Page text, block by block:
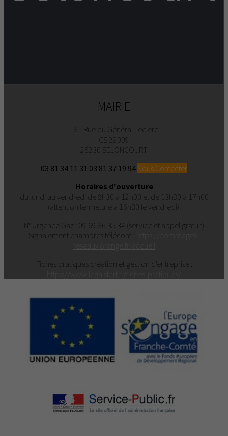
MAIRIE
131 Rue du Général Leclerc
CS 29009
25230 SELONCOURT
03 81 34 11 31 03 81 37 19 94 Nous Contacter
Horaires d'ouverture
du lundi au vendredi de 8h30 à 12h00 et de 13h30 à 17h00
(attention fermeture à 16h30 le vendredi).
N° Urgence Gaz : 09 69 36 35 34 (service et appel gratuit)
Signalement chambres télécom :
Fiches pratiques création et gestion d'entreprise :